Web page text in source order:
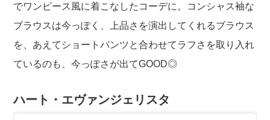
でワンピース風に着こなしたコーデに。コンシャス袖な
ブラウスは今っぽく、上品さを演出してくれるブラウス
を、あえてショートパンツと合わせてラフさを取り入れ
ているのも、今っぽさが出てGOOD◎
ハート・エヴァンジェリスタ